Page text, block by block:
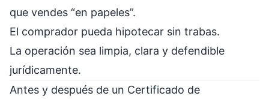
que vendes “en papeles”.
El comprador pueda hipotecar sin trabas.
La operación sea limpia, clara y defendible
jurídicamente.
Antes y después de un Certificado de